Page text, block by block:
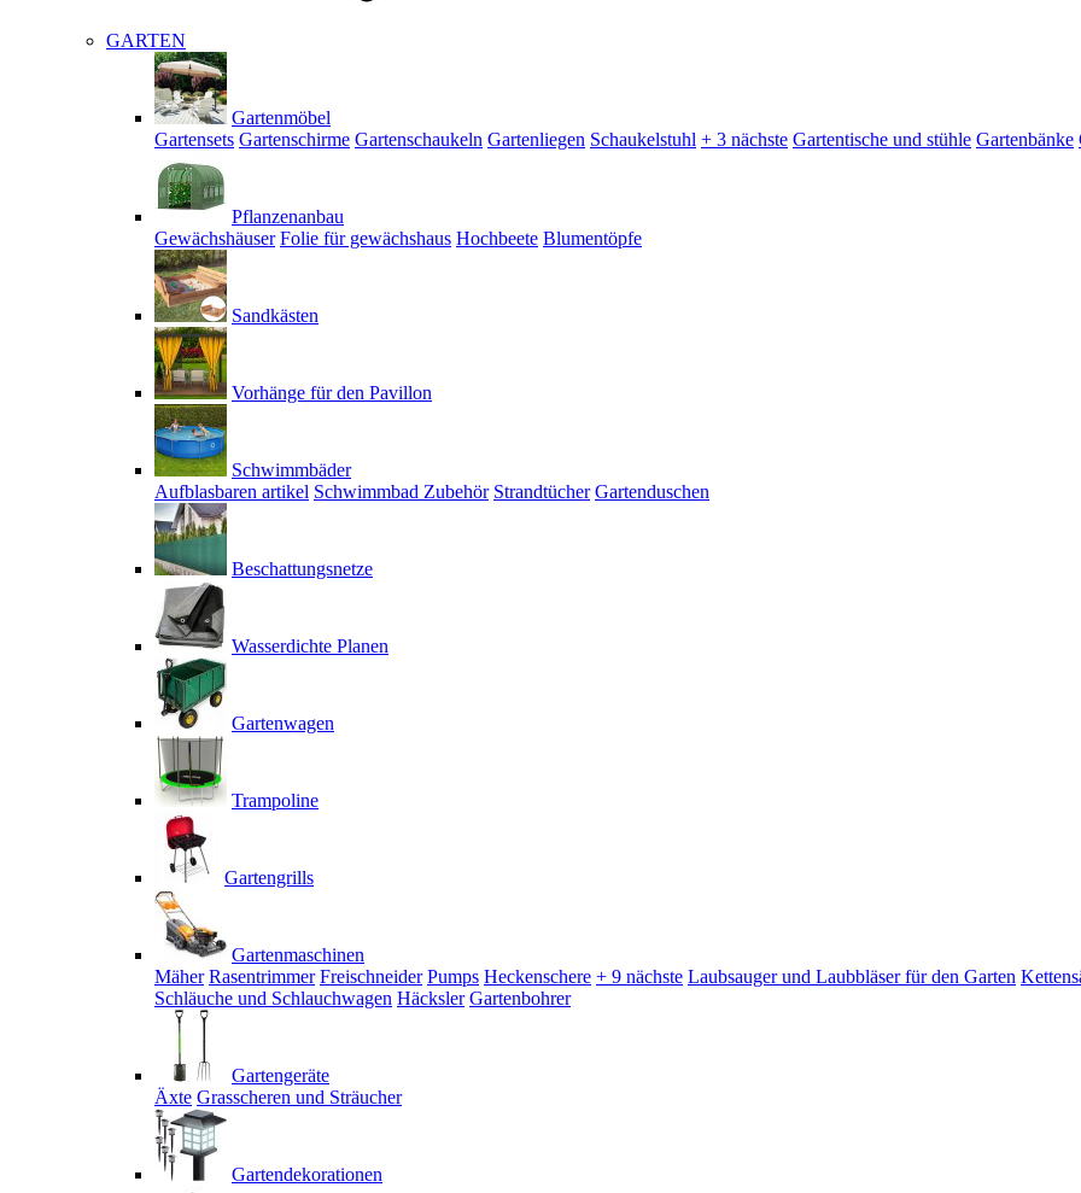
GARTEN
Gartenmöbel
Gartensets Gartenschirme Gartenschaukeln Gartenliegen Schaukelstuhl + 3 nächste Gartentische und stühle Gartenbänke
Pflanzenanbau
Gewächshäuser Folie für gewächshaus Hochbeete Blumentöpfe
Sandkästen
Vorhänge für den Pavillon
Schwimmbäder
Aufblasbaren artikel Schwimmbad Zubehör Strandtücher Gartenduschen
Beschattungsnetze
Wasserdichte Planen
Gartenwagen
Trampoline
Gartengrills
Gartenmaschinen
Mäher Rasentrimmer Freischneider Pumps Heckenschere + 9 nächste Laubsauger und Laubbläser für den Garten
Schläuche und Schlauchwagen Häcksler Gartenbohrer
Gartengeräte
Äxte Grasscheren und Sträucher
Gartendekorationen